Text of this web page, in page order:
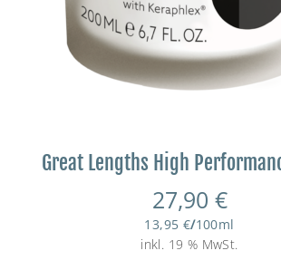
Great Lengths High
27,90 €
13,95 €/100ml
inkl. 19 % MwSt.